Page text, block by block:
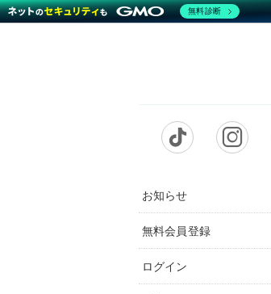
お知らせ
無料会員登録
ログイン
無料診断